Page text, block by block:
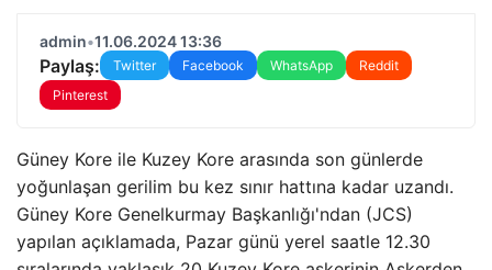
admin•11.06.2024 13:36
Paylaş: Twitter Facebook WhatsApp
Reddit
Pinterest
Güney Kore ile Kuzey Kore arasında son günlerde
yoğunlaşan gerilim bu kez sınır hattına kadar uzandı.
Güney Kore Genelkurmay Başkanlığı'ndan (JCS)
yapılan açıklamada, Pazar günü yerel saatle 12.30